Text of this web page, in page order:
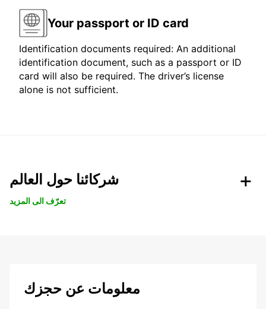
Your passport or ID card
Identification documents required: An additional
identification document, such as a passport or ID
card will also be required. The driver’s license
alone is not sufficient.
شركائنا حول العالم
تعرّف الى المزيد
معلومات عن حجزك